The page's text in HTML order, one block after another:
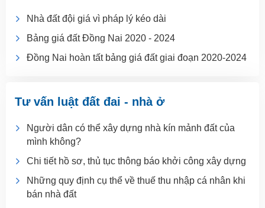
Nhà đất đội giá vì pháp lý kéo dài
Bảng giá đất Đồng Nai 2020 - 2024
Đồng Nai hoàn tất bảng giá đất giai đoạn 2020-2024
Tư vấn luật đất đai - nhà ở
Người dân có thể xây dựng nhà kín mảnh đất của
mình không?
Chi tiết hồ sơ, thủ tục thông báo khởi công xây dựng
Những quy định cụ thể về thuế thu nhập cá nhân khi
bán nhà đất